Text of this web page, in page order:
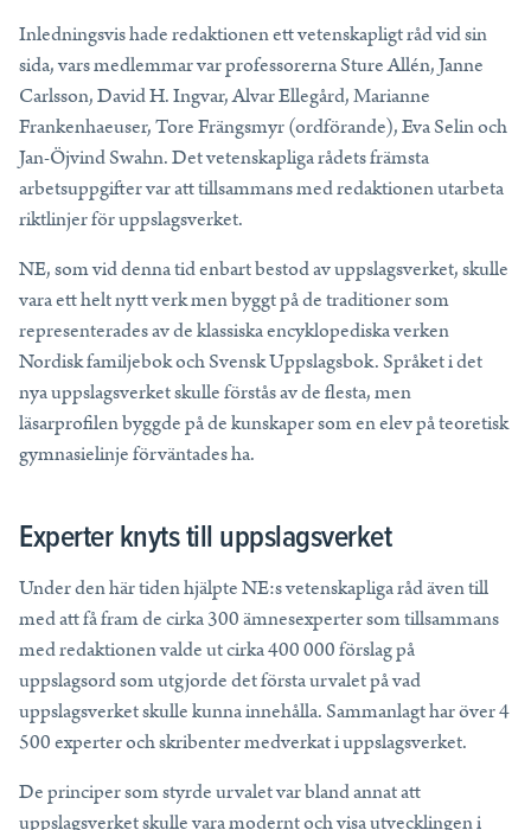
Inledningsvis hade redaktionen ett vetenskapligt råd vid sin
sida, vars medlemmar var professorerna Sture Allén, Janne
Carlsson, David H. Ingvar, Alvar Ellegård, Marianne
Frankenhaeuser, Tore Frängsmyr (ordförande), Eva Selin och
Jan-Öjvind Swahn. Det vetenskapliga rådets främsta
arbetsuppgifter var att tillsammans med redaktionen utarbeta
riktlinjer för uppslagsverket.
NE, som vid denna tid enbart bestod av uppslagsverket, skulle
vara ett helt nytt verk men byggt på de traditioner som
representerades av de klassiska encyklopediska verken
Nordisk familjebok och Svensk Uppslagsbok. Språket i det
nya uppslagsverket skulle förstås av de flesta, men
läsarprofilen byggde på de kunskaper som en elev på teoretisk
gymnasielinje förväntades ha.
Experter knyts till uppslagsverket
Under den här tiden hjälpte NE:s vetenskapliga råd även till
med att få fram de cirka 300 ämnesexperter som tillsammans
med redaktionen valde ut cirka 400 000 förslag på
uppslagsord som utgjorde det första urvalet på vad
uppslagsverket skulle kunna innehålla. Sammanlagt har över 4
500 experter och skribenter medverkat i uppslagsverket.
De principer som styrde urvalet var bland annat att
uppslagsverket skulle vara modernt och visa utvecklingen i